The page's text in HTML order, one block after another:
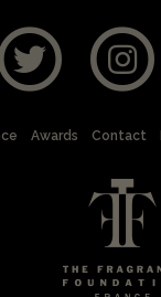
Awards Contact